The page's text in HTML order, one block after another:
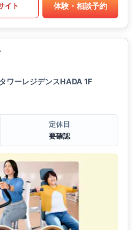
イト 体験・相談予約
ワーレジデンスHADA 1F
定休日
要確認